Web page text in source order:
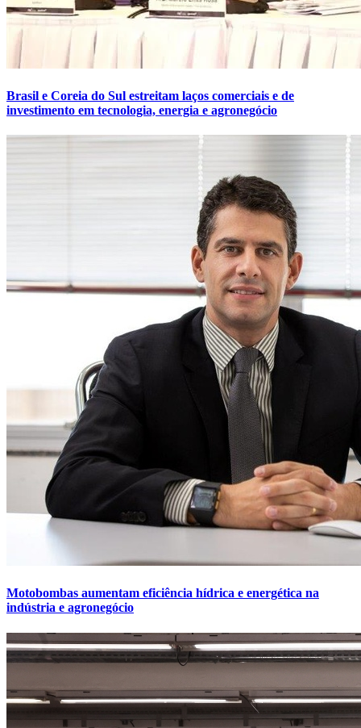
Brasil e Coreia do Sul estreitam laços comerciais e de
investimento em tecnologia, energia e agronegócio
Motobombas aumentam eficiência hídrica e energética na
indústria e agronegócio